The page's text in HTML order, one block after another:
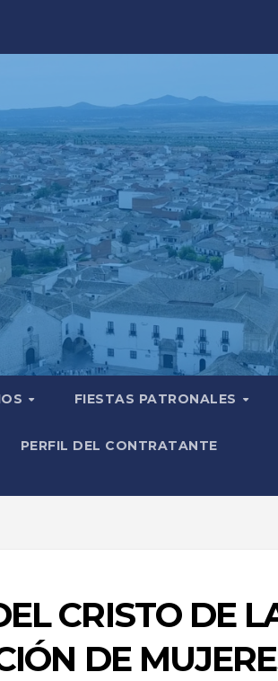
FIESTAS PATRONALES
PERFIL DEL CONTRATANTE
CRISTO DE
DE